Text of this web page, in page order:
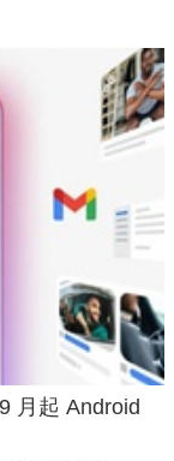
月起 Android